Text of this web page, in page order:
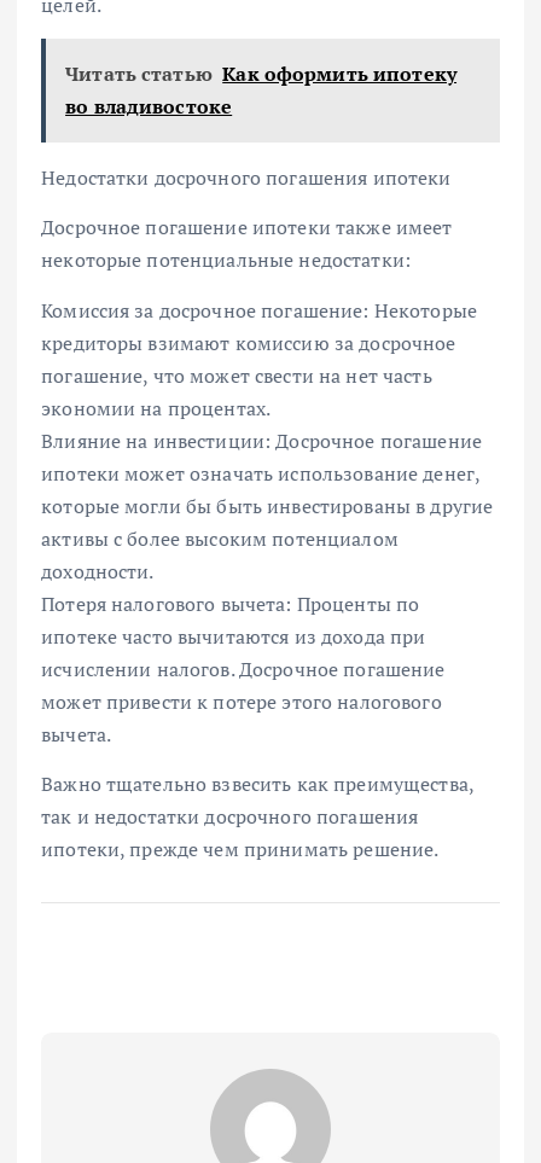
Читать статью Как оформить ипотеку
во владивостоке
Недостатки досрочного погашения ипотеки
Досрочное погашение ипотеки также имеет
некоторые потенциальные недостатки:
Комиссия за досрочное погашение: Некоторые
кредиторы взимают комиссию за досрочное
погашение, что может свести на нет часть
экономии на процентах.
Влияние на инвестиции: Досрочное погашение
ипотеки может означать использование денег,
которые могли бы быть инвестированы в другие
активы с более высоким потенциалом
доходности.
Потеря налогового вычета: Проценты по
ипотеке часто вычитаются из дохода при
исчислении налогов. Досрочное погашение
может привести к потере этого налогового
вычета.
Важно тщательно взвесить как преимущества,
так и недостатки досрочного погашения
ипотеки, прежде чем принимать решение.